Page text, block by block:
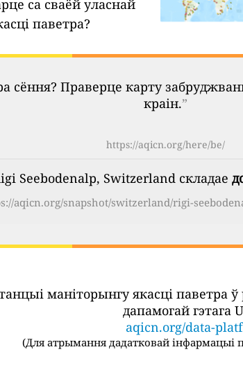
са сваёй уласнай
паветра?
сёння? Праверце карту
краін.”
https://aqicn.org/here/be/
Seebodenalp, Switzerland складае
aqicn.org/snapshot/switzerland/rigi-
маніторынгу якасці
дапамогай гэтага
aqicn.org/data-
(Для атрымання дадатковай інфармацыі